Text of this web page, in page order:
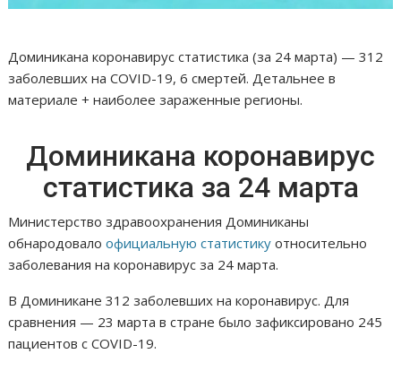
Доминикана коронавирус статистика (за 24 марта) — 312
заболевших на COVID-19, 6 смертей. Детальнее в
материале + наиболее зараженные регионы.
Доминикана коронавирус
статистика за 24 марта
Министерство здравоохранения Доминиканы
обнародовалоофициальную статистику относительно
заболевания на коронавирус за 24 марта.
В Доминикане 312 заболевших на коронавирус. Для
сравнения — 23 марта в стране было зафиксировано 245
пациентов с COVID-19.